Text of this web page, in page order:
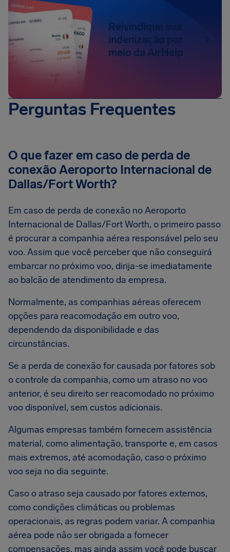
Reivindique sua
indenização por
meio da AirHelp
Perguntas Frequentes
O que fazer em caso de perda de
conexão Aeroporto Internacional de
Dallas/Fort Worth?
Em caso de perda de conexão no Aeroporto
Internacional de Dallas/Fort Worth, o primeiro passo
é procurar a companhia aérea responsável pelo seu
voo. Assim que você perceber que não conseguirá
embarcar no próximo voo, dirija-se imediatamente
ao balcão de atendimento da empresa.
Normalmente, as companhias aéreas oferecem
opções para reacomodação em outro voo,
dependendo da disponibilidade e das
circunstâncias.
Se a perda de conexão for causada por fatores sob
o controle da companhia, como um atraso no voo
anterior, é seu direito ser reacomodado no próximo
voo disponível, sem custos adicionais.
Algumas empresas também fornecem assistência
material, como alimentação, transporte e, em casos
mais extremos, até acomodação, caso o próximo
voo seja no dia seguinte.
Caso o atraso seja causado por fatores externos,
como condições climáticas ou problemas
operacionais, as regras podem variar. A companhia
aérea pode não ser obrigada a fornecer
compensações, mas ainda assim você pode buscar